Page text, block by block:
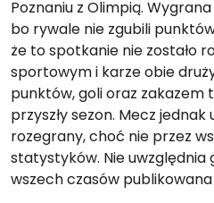
Poznaniu z Olimpią.
bo rywale nie zgubili
że to spotkanie nie zostało
sportowym i karze obie
punktów, goli oraz zakazem
przyszły sezon. Mecz jednak
rozegrany, choć nie przez
statystyków. Nie uwzględnia
wszech czasów